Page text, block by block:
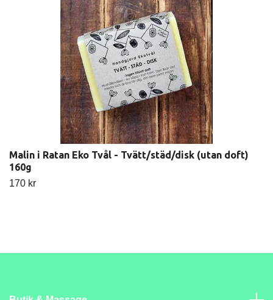
Malin i Ratan Eko Tvål - Tvätt/städ/disk (utan doft)
160g
170 kr